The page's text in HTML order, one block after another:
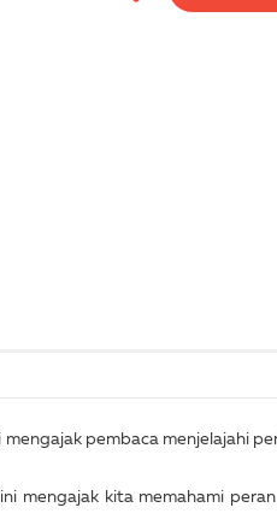
pembaca menjelajahi
mengajak kita memahami peran